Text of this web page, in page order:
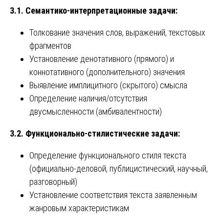
3.1. Семантико-интерпретационные задачи:
Толкование значения слов, выражений, текстовых
фрагментов
Установление денотативного (прямого) и
коннотативного (дополнительного) значения
Выявление имплицитного (скрытого) смысла
Определение наличия/отсутствия
двусмысленности (амбивалентности)
3.2. Функционально-стилистические задачи:
Определение функционального стиля текста
(официально-деловой, публицистический, научный,
разговорный)
Установление соответствия текста заявленным
жанровым характеристикам